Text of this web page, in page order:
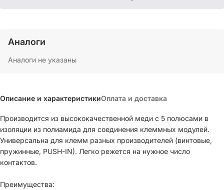
Аналоги
Аналоги не указаны
Описание и характеристикиОплата и доставка
Производится из высококачественной меди с 5 полюсами в
изоляции из полиамида для соединения клеммных модулей.
Универсальна для клемм разных производителей (винтовые,
пружинные, PUSH-IN). Легко режется на нужное число
контактов.
Преимущества: